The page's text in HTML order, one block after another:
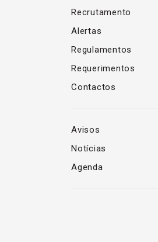
Recrutamento
Alertas
Regulamentos
Requerimentos
Contactos
Avisos
Notícias
Agenda